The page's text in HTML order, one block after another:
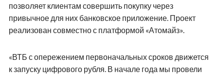
позволяет клиентам совершить покупку через
привычное для них банковское приложение. Проект
реализован совместно с платформой «Атомайз».
«ВТБ с опережением первоначальных сроков движется
к запуску цифрового рубля. В начале года мы провели